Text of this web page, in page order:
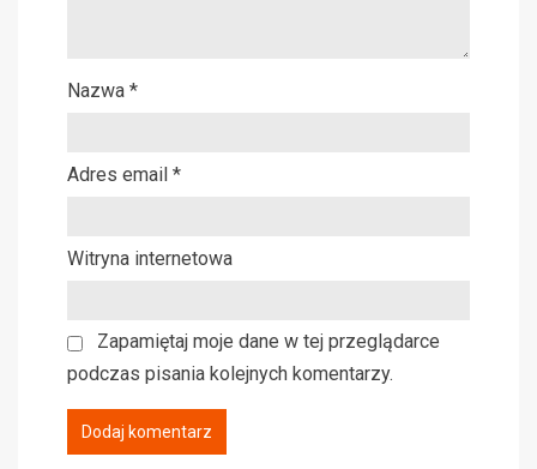
Nazwa *
Adres email *
Witryna internetowa
Zapamiętaj moje dane w tej przeglądarce
podczas pisania kolejnych komentarzy.